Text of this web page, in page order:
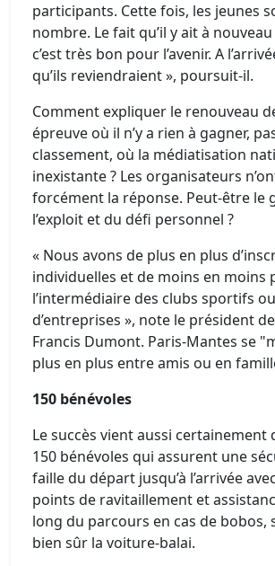
participants. Cette fois, les jeunes
nombre. Le fait qu’il y ait à
c’est très bon pour l’avenir. A
qu’ils reviendraient », poursuit-il.
Comment expliquer le renouveau
épreuve où il n’y a rien à gagner,
classement, où la médiatisation
inexistante ? Les organisateurs
forcément la réponse. Peut-être le
l’exploit et du défi personnel ?
« Nous avons de plus en plus
individuelles et de moins en moins
l’intermédiaire des clubs sportifs ou
d’entreprises », note le président de
Francis Dumont. Paris-Mantes se
plus en plus entre amis ou en
150 bénévoles
Le succès vient aussi certainement
150 bénévoles qui assurent une
faille du départ jusqu’à l’arrivée
points de ravitaillement et
long du parcours en cas de bobos,
bien sûr la voiture-balai.